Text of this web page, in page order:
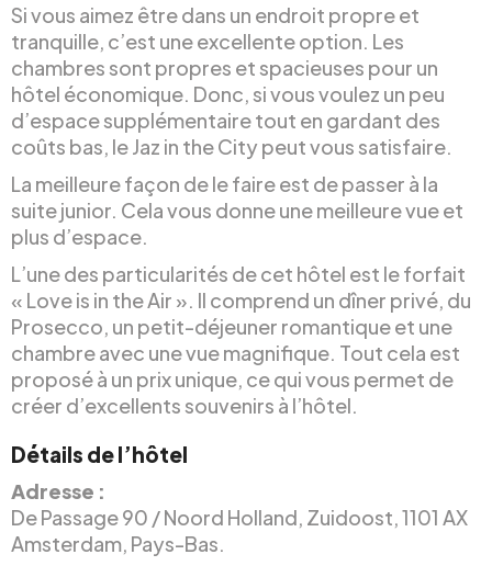
Si vous aimez être dans un endroit propre et
tranquille, c’est une excellente option. Les
chambres sont propres et spacieuses pour un
hôtel économique. Donc, si vous voulez un peu
d’espace supplémentaire tout en gardant des
coûts bas, le Jaz in the City peut vous satisfaire.
La meilleure façon de le faire est de passer à la
suite junior. Cela vous donne une meilleure vue et
plus d’espace.
L’une des particularités de cet hôtel est le forfait
« Love is in the Air ». Il comprend un dîner privé, du
Prosecco, un petit-déjeuner romantique et une
chambre avec une vue magnifique. Tout cela est
proposé à un prix unique, ce qui vous permet de
créer d’excellents souvenirs à l’hôtel.
Détails de l’hôtel
Adresse :
De Passage 90 / Noord Holland, Zuidoost, 1101 AX
Amsterdam, Pays-Bas.